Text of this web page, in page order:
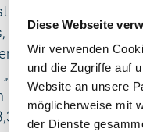
Diese Webseite
Wir verwenden
und die Zugriffe auf
Website an unsere
möglicherweise mit
der Dienste
so Anett Bierholz,
dass wir nicht nur
sondern
Score“ von
und konnte sich